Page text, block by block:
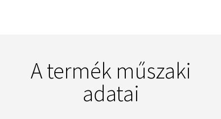
A termék műszaki
adatai